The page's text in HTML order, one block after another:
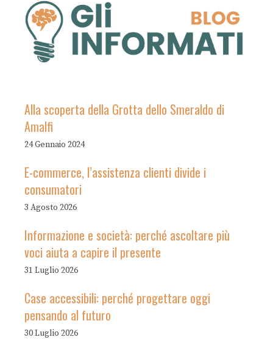
Alla scoperta della Grotta dello Smeraldo di
Amalfi
24 Gennaio 2024
E-commerce, l’assistenza clienti divide i
consumatori
3 Agosto 2026
Informazione e società: perché ascoltare più
voci aiuta a capire il presente
31 Luglio 2026
Case accessibili: perché progettare oggi
pensando al futuro
30 Luglio 2026